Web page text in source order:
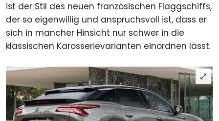
ist der Stil des neuen französischen Flaggschiffs,
der so eigenwillig und anspruchsvoll ist, dass er
sich in mancher Hinsicht nur schwer in die
klassischen Karosserievarianten einordnen lässt.